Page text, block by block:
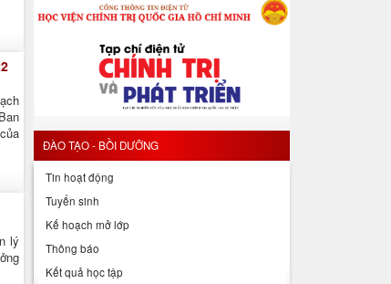
lý
ĐÀO TẠO - BỒI DƯỠNG
Tin hoạt động
Tuyển sinh
Kế hoạch mở lớp
Thông báo
Kết quả học tập